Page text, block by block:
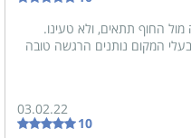
מיקרוגל
מקרר
מול החוף תתאים, ולא טעינו.
המקום נותנים הרגשה טובה
03.02.22
10